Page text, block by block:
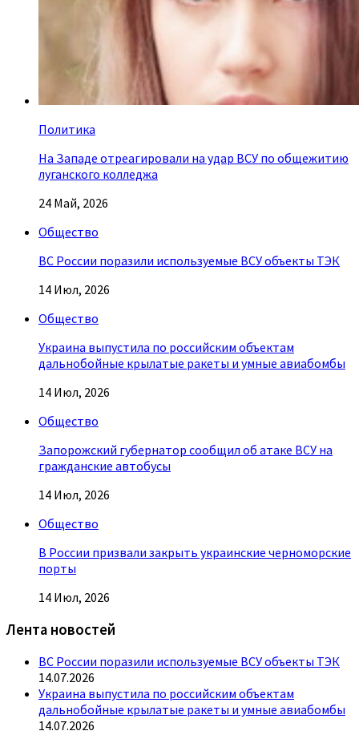
Политика
На Западе отреагировали на удар ВСУ по общежитию
луганского колледжа
24 Май, 2026
Общество
ВС России поразили используемые ВСУ объекты ТЭК
14 Июл, 2026
Общество
Украина выпустила по российским объектам
дальнобойные крылатые ракеты и умные авиабомбы
14 Июл, 2026
Общество
Запорожский губернатор сообщил об атаке ВСУ на
гражданские автобусы
14 Июл, 2026
Общество
В России призвали закрыть украинские черноморские
порты
14 Июл, 2026
Лента новостей
ВС России поразили используемые ВСУ объекты ТЭК
14.07.2026
Украина выпустила по российским объектам
дальнобойные крылатые ракеты и умные авиабомбы
14.07.2026